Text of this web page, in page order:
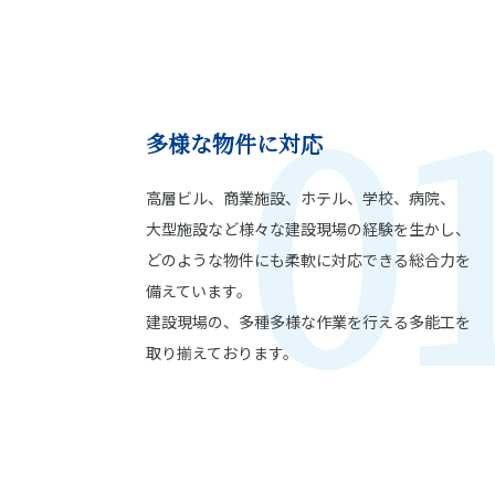
多様な物件に対応
高層ビル、商業施設、ホテル、学校、病院、
大型施設など様々な建設現場の経験を生かし、
どのような物件にも柔軟に対応できる総合力を
備えています。
建設現場の、多種多様な作業を行える多能工を
取り揃えております。